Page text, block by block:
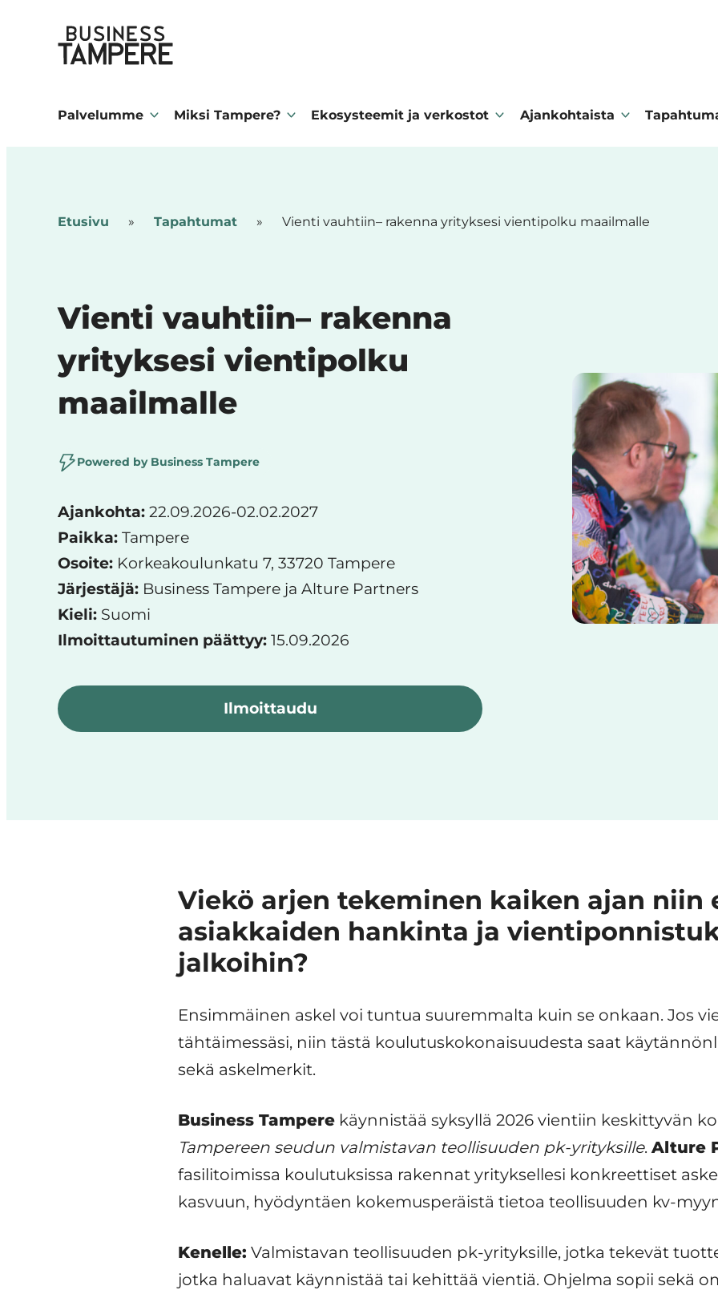
suoraanBusiness Tampere
Tampere
and
a
smooth
start
in
Region
Palvelumme Miksi Tampere? Ekosysteemit ja verkostot Ajankohtaista
Etusivu » Tapahtumat » Vienti vauhtiin– rakenna yrityksesi vientipolku maailmalle
Vienti vauhtiin– rakenna
yrityksesi vientipolku
maailmalle
Powered by Business Tampere
Ajankohta: 22.09.2026-02.02.2027
Paikka: Tampere
Osoite: Korkeakoulunkatu 7, 33720 Tampere
Järjestäjä: Business Tampere ja Alture Partners
Kieli: Suomi
Ilmoittautuminen päättyy: 15.09.2026
Ilmoittaudu
Viekö arjen tekeminen kaiken ajan niin
asiakkaiden hankinta ja
jalkoihin?
Ensimmäinen askel voi tuntua suuremmalta kuin se onkaan. Jos
tähtäimessäsi, niin tästä koulutuskokonaisuudesta saat
sekä askelmerkit.
Business Tampere käynnistää syksyllä 2026 vientiin keskittyvän
Tampereen seudun valmistavan teollisuuden pk-yrityksille. Alture
fasilitoimissa koulutuksissa rakennat yrityksellesi konkreettiset
kasvuun, hyödyntäen kokemusperäistä tietoa teollisuuden kv-
Kenelle: Valmistavan teollisuuden pk-yrityksille, jotka tekevät
jotka haluavat käynnistää tai kehittää vientiä. Ohjelma sopii sekä